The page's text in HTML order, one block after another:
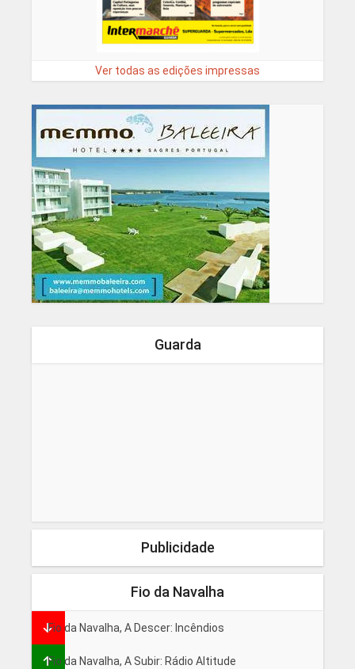
Ver todas as edições impressas
Guarda
Publicidade
Fio da Navalha
Fio da Navalha, A Descer: Incêndios
Fio da Navalha, A Subir: Rádio Altitude